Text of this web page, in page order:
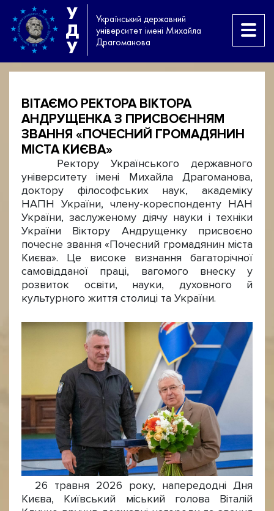
У
Д
У
Український державний
університет імені Михайла
Драгоманова
ВІТАЄМО РЕКТОРА ВІКТОРА
АНДРУЩЕНКА З ПРИСВОЄННЯМ
ЗВАННЯ «ПОЧЕСНИЙ ГРОМАДЯНИН
МІСТА КИЄВА»
Ректору Українського державного
університету імені Михайла Драгоманова,
доктору філософських наук, академіку
НАПН України, члену-кореспонденту НАН
України, заслуженому діячу науки і техніки
України Віктору Андрущенку присвоєно
почесне звання «Почесний громадянин міста
Києва». Це високе визнання багаторічної
самовідданої праці, вагомого внеску у
розвиток освіти, науки, духовного й
культурного життя столиці та України.
26 травня 2026 року, напередодні Дня
Києва, Київський міський голова Віталій